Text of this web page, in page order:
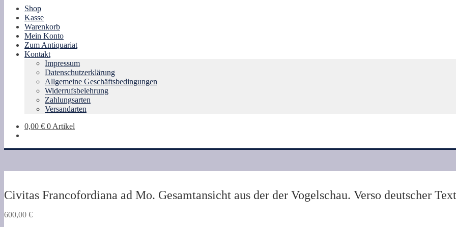
Shop
Kasse
Warenkorb
Mein Konto
Zum Antiquariat
Kontakt
Impressum
Datenschutzerklärung
Allgemeine Geschäftsbedingungen
Widerrufsbelehrung
Zahlungsarten
Versandarten
0,00 € 0 Artikel
Civitas Francofordiana ad Mo. Gesamtansicht aus der der Vogelschau. Verso deutscher
600,00 €